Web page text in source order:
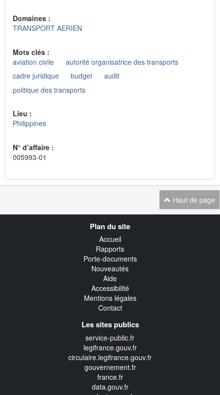
Domaines :
TRANSPORT AERIEN
Mots clés :
aviation civile
autorité organisatrice des transports
cadre juridique
budget
audit
politique des transports
Lieu :
Philippines
N° d’affaire :
005993-01
Haut de page
Plan du site
Accueil
Rapports
Porte-documents
Nouveautés
Aide
Accessibilité
Mentions légales
Contact
Les sites publics
service-public.fr
legifrance.gouv.fr
circulaire.legifrance.gouv.fr
gouvernement.fr
france.fr
data.gouv.fr